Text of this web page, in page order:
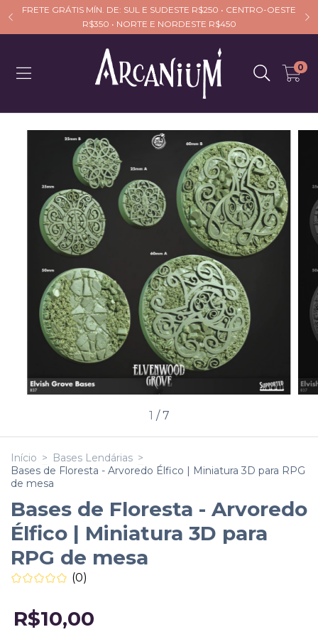
FRETE GRÁTIS MÍN. DE: SUL E SUDESTE R$250 • CENTRO-OESTE
R$350 • NORTE E NORDESTE R$450
0
1 /7
Início > Bases Lendárias >
Bases de Floresta - Arvoredo Élfico | Miniatura 3D para RPG
de mesa
Bases de Floresta - Arvoredo
Élfico | Miniatura 3D para
RPG de mesa
(0)
R$10,00